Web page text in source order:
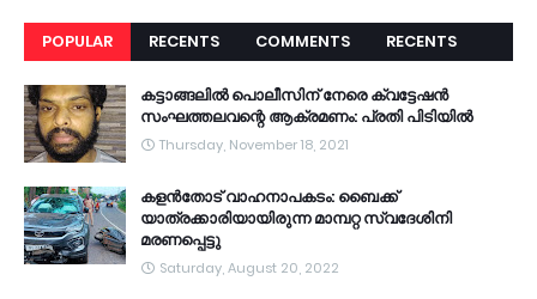
POPULAR RECENTS COMMENTS RECENTS
കട്ടാങ്ങലിൽ പൊലീസിന് നേരെ ക്വട്ടേഷൻ
സംഘത്തലവന്റെ ആക്രമണം: പ്രതി പിടിയിൽ
Thursday, November 18, 2021
കളൻതോട് വാഹനാപകടം: ബൈക്ക്
യാത്രക്കാരിയായിരുന്ന മാമ്പറ്റ സ്വദേശിനി
മരണപ്പെട്ടു
Saturday, August 20, 2022